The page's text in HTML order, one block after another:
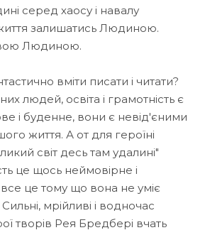
серед хаосу і навалу
залишатись Людиною.
Людиною.
вміти писати і читати?
людей, освіта і грамотність є
і буденне, вони є невід'єними
життя. А от для героїні
світ десь там удалині"
це щось неймовірне і
це тому що вона не уміє
Сильні, мрійливі і водночас
творів Рея Бредбері вчать